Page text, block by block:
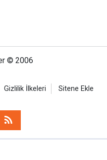
© 2006
Gizlilik İlkeleri Sitene Ekle